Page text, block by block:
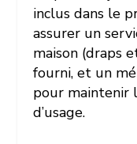
inclus dans le
assurer un
maison (draps
fourni, et un
pour maintenir
d’usage.